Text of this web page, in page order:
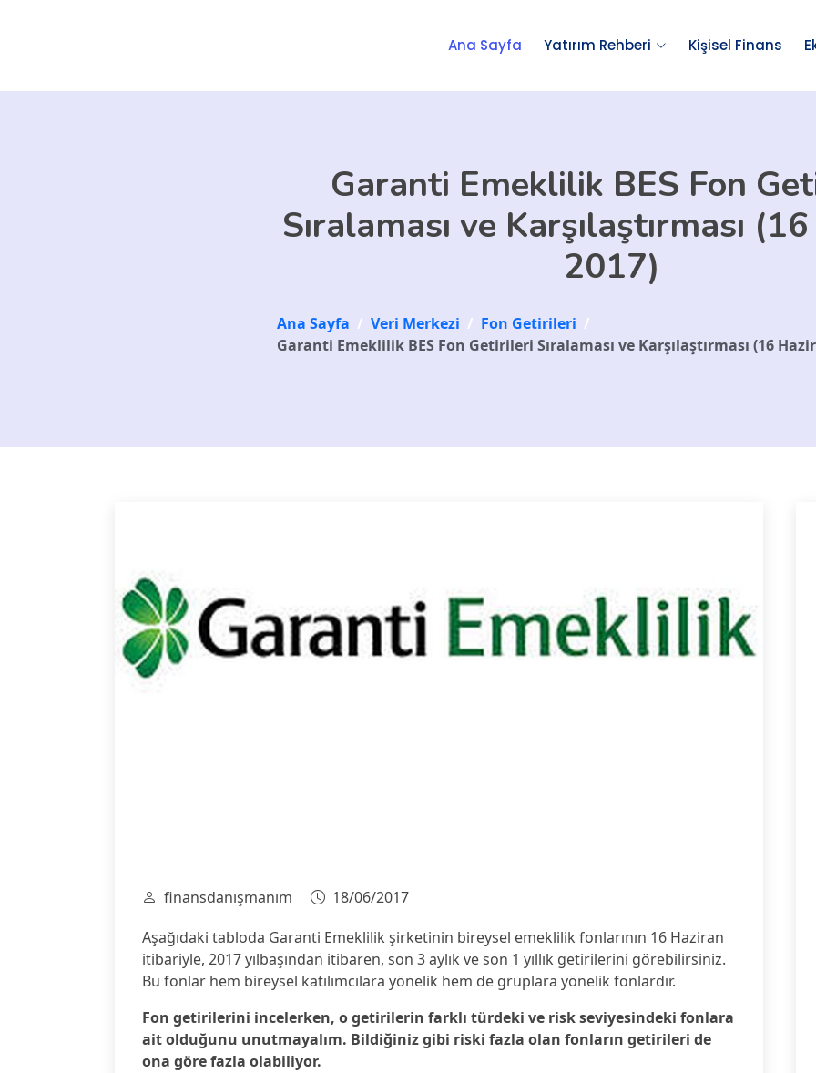
Ana Sayfa Yatırım Rehberi Kişisel Finans
Garanti Emeklilik BES Fon
Sıralaması ve Karşılaştırması
2017)
Ana Sayfa / Veri Merkezi / Fon Getirileri /
Garanti Emeklilik BES Fon Getirileri Sıralaması ve Karşılaştırması (16
finansdanışmanım
18/06/2017
Aşağıdaki tabloda Garanti Emeklilik şirketinin bireysel emeklilik fonlarının 16 Haziran
itibariyle, 2017 yılbaşından itibaren, son 3 aylık ve son 1 yıllık getirilerini görebilirsiniz.
Bu fonlar hem bireysel katılımcılara yönelik hem de gruplara yönelik fonlardır.
Fon getirilerini incelerken, o getirilerin farklı türdeki ve risk seviyesindeki fonlara
ait olduğunu unutmayalım. Bildiğiniz gibi riski fazla olan fonların getirileri de
ona göre fazla olabiliyor.